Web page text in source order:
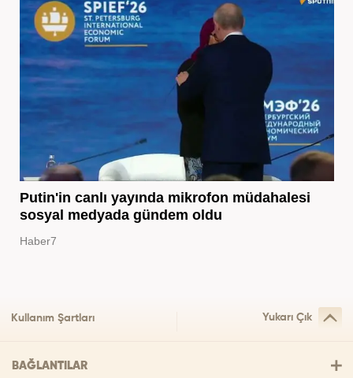
Putin'in canlı yayında mikrofon müdahalesi
sosyal medyada gündem oldu
Haber7
Kullanım Şartları Yukarı Çık
BAĞLANTILAR